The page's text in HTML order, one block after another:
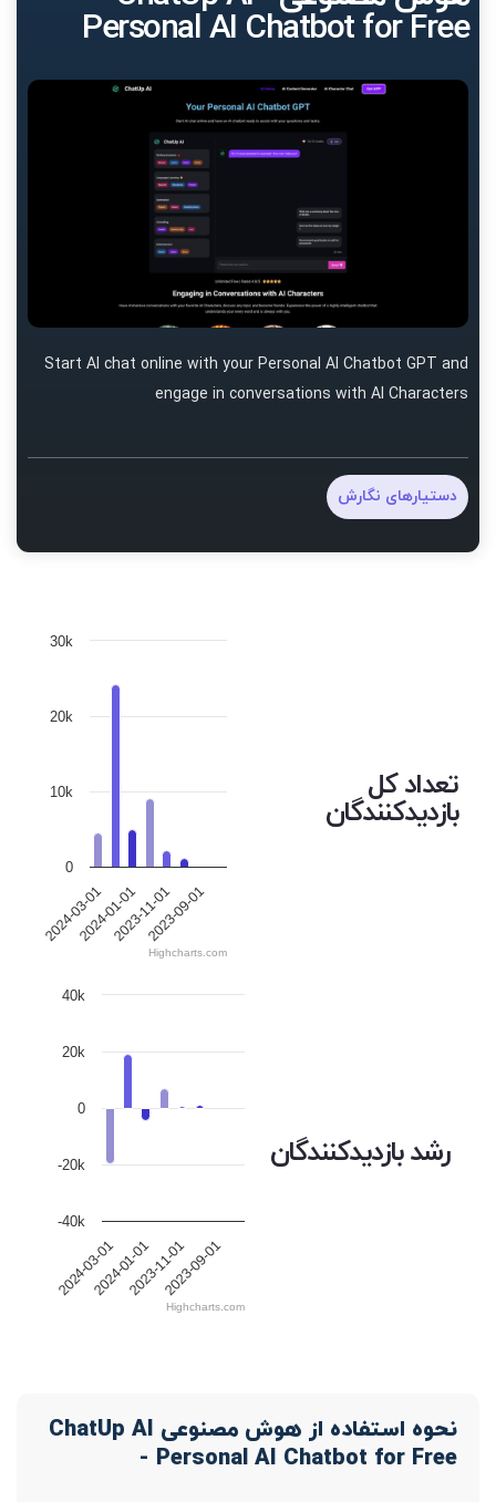
Personal AI Chatbot for Free
Start AI chat online with your Personal AI Chatbot GPT and
engage in conversations with AI Characters
دستیارهای نگارش
تعداد کل
بازدیدکنندگان
2024-03-012024-01-012023-11-012023-09-01
0
10k
20k
30k
Highcharts.com
رشد بازدیدکنندگان
2024-03-012024-01-012023-11-012023-09-01
-20k
0
20k
-40k
40k
Highcharts.com
نحوه استفاده از هوش مصنوعی ChatUp AI
- Personal AI Chatbot for Free